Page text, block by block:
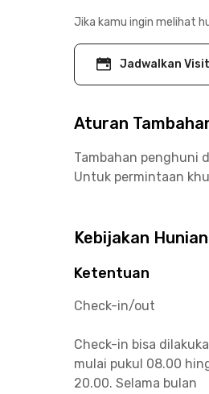
Jika kamu ingin melihat
Jadwalkan Visit
Aturan
Tambahan penghuni
Untuk permintaan
Kebijakan Hunian
Ketentuan
Check-in/out
Check-in bisa
mulai pukul 08.00
20.00. Selama bulan